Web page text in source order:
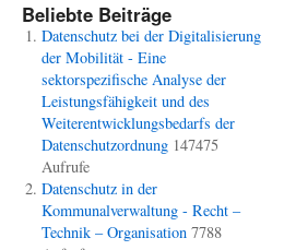
Beliebte Beiträge
Datenschutz bei der Digitalisierung
der Mobilität - Eine
sektorspezifische Analyse der
Leistungsfähigkeit und des
Weiterentwicklungsbedarfs der
Datenschutzordnung 147475
Aufrufe
Datenschutz in der
Kommunalverwaltung - Recht –
Technik – Organisation 7788